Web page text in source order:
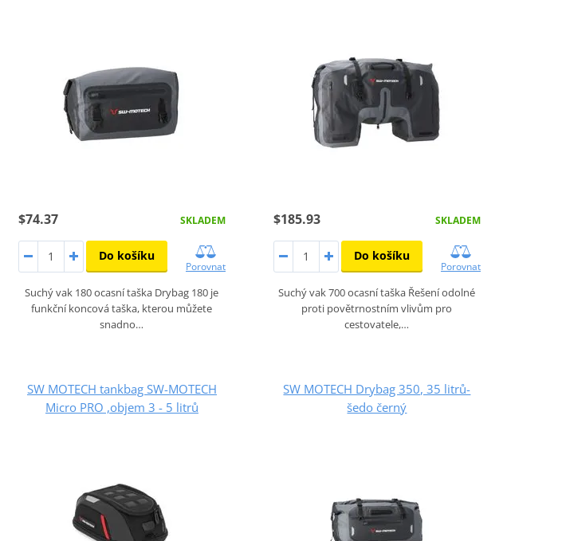
$74.37 SKLADEM
Do košíku
Porovnat
Suchý vak 180 ocasní taška Drybag 180 je
funkční koncová taška, kterou můžete
snadno…
$185.93 SKLADEM
Do košíku
Porovnat
Suchý vak 700 ocasní taška Řešení odolné
proti povětrnostním vlivům pro
cestovatele,…
SW MOTECH tankbag SW-MOTECH
Micro PRO ,objem 3 - 5 litrů
SW MOTECH Drybag 350, 35 litrů-
šedo černý